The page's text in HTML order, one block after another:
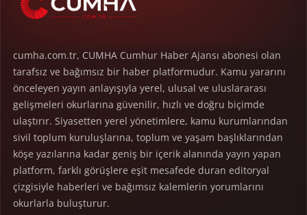
cumha.com.tr, CUMHA Cumhur Haber Ajansı abonesi olan
tarafsız ve bağımsız bir haber platformudur. Kamu yararını
önceleyen yayın anlayışıyla yerel, ulusal ve uluslararası
gelişmeleri okurlarına güvenilir, hızlı ve doğru biçimde
ulaştırır. Siyasetten yerel yönetimlere, kamu kurumlarından
sivil toplum kuruluşlarına, toplum ve yaşam başlıklarından
köşe yazılarına kadar geniş bir içerik alanında yayın yapan
platform, farklı görüşlere eşit mesafede duran editoryal
çizgisiyle haberleri ve bağımsız kalemlerin yorumlarını
okurlarla buluşturur.